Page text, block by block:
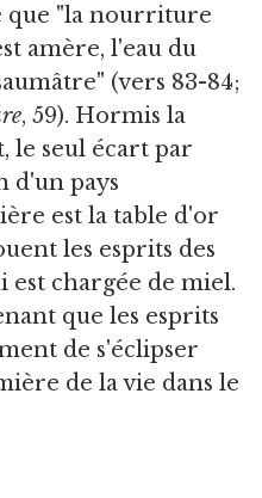
que "la nourriture
amère, l'eau du
(vers 83-84;
, 59). Hormis la
le seul écart par
d'un pays
est la table d'or
les esprits des
est chargée de miel.
que les esprits
de s'éclipser
de la vie dans le